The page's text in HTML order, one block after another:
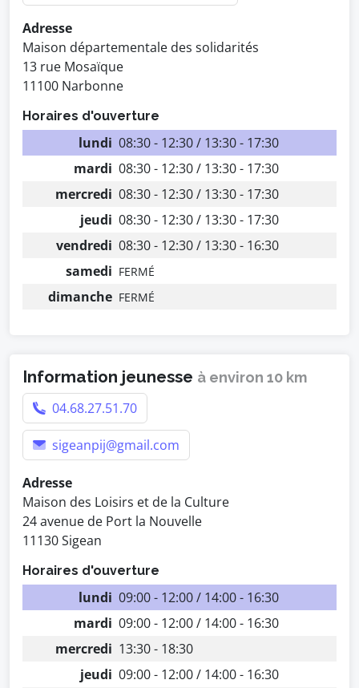
Adresse
Maison départementale des solidarités
13 rue Mosaïque
11100 Narbonne
Horaires d'ouverture
lundi 08:30 - 12:30 / 13:30 - 17:30
mardi 08:30 - 12:30 / 13:30 - 17:30
mercredi 08:30 - 12:30 / 13:30 - 17:30
jeudi 08:30 - 12:30 / 13:30 - 17:30
vendredi 08:30 - 12:30 / 13:30 - 16:30
samedi FERMÉ
dimanche FERMÉ
Information jeunesse à environ 10 km
04.68.27.51.70
sigeanpij@gmail.com
Adresse
Maison des Loisirs et de la Culture
24 avenue de Port la Nouvelle
11130 Sigean
Horaires d'ouverture
lundi 09:00 - 12:00 / 14:00 - 16:30
mardi 09:00 - 12:00 / 14:00 - 16:30
mercredi 13:30 - 18:30
jeudi 09:00 - 12:00 / 14:00 - 16:30